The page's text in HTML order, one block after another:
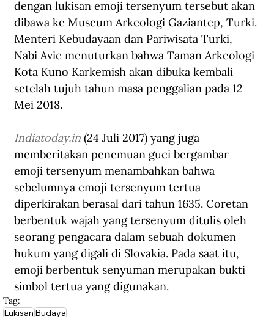
dengan lukisan emoji tersenyum tersebut akan
dibawa ke Museum Arkeologi Gaziantep, Turki.
Menteri Kebudayaan dan Pariwisata Turki,
Nabi Avic menuturkan bahwa Taman Arkeologi
Kota Kuno Karkemish akan dibuka kembali
setelah tujuh tahun masa penggalian pada 12
Mei 2018.
Indiatoday.in (24 Juli 2017) yang juga
memberitakan penemuan guci bergambar
emoji tersenyum menambahkan bahwa
sebelumnya emoji tersenyum tertua
diperkirakan berasal dari tahun 1635. Coretan
berbentuk wajah yang tersenyum ditulis oleh
seorang pengacara dalam sebuah dokumen
hukum yang digali di Slovakia. Pada saat itu,
emoji berbentuk senyuman merupakan bukti
simbol tertua yang digunakan.
Tag:
LukisanBudaya